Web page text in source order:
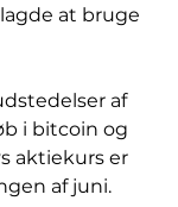
at bruge
af
i bitcoin og
aktiekurs er
af juni.